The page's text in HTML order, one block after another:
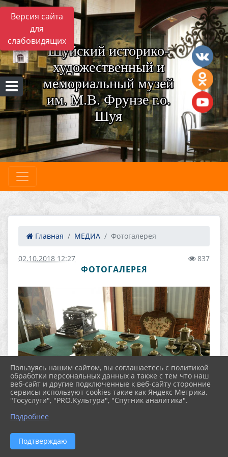
Версия сайта
для
слабовидящих
Шуйский историко-
художественный и
мемориальный музей
им. М.В. Фрунзе г.о.
Шуя
Главная МЕДИА Фотогалерея
02.10.2018 12:27 837
ФОТОГАЛЕРЕЯ
Пользуясь нашим сайтом, вы соглашаетесь с политикой
обработки персональных данных а также с тем что наш
веб-сайт и другие подключенные к веб-сайту сторонние
сервисы используют cookies такие как Яндекс Метрика,
"Госуслуги", "PRO.Культура", "Спутник аналитика".
Подробнее
Подтверждаю